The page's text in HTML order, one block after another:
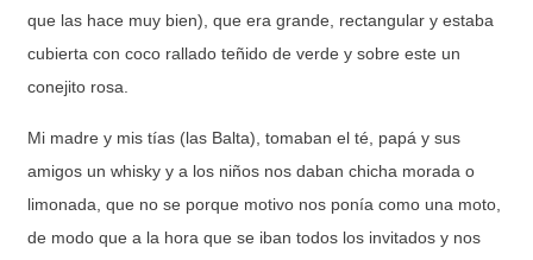
que las hace muy bien), que era grande, rectangular y estaba
cubierta con coco rallado teñido de verde y sobre este un
conejito rosa.
Mi madre y mis tías (las Balta), tomaban el té, papá y sus
amigos un whisky y a los niños nos daban chicha morada o
limonada, que no se porque motivo nos ponía como una moto,
de modo que a la hora que se iban todos los invitados y nos